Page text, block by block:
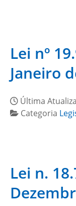
Lei nº
Janeiro
Última
Categoria
Lei n.